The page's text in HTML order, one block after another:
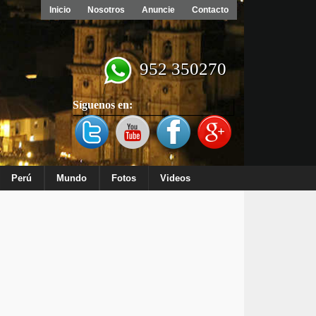
Inicio Nosotros Anuncie Contacto
952 350270
Síguenos en:
Perú Mundo Fotos Videos